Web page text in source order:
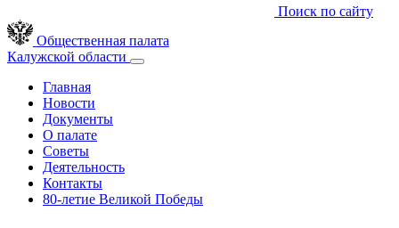
Поиск по сайту
Общественная палата
Калужской области
Главная
Новости
Документы
О палате
Советы
Деятельность
Контакты
80-летие Великой Победы